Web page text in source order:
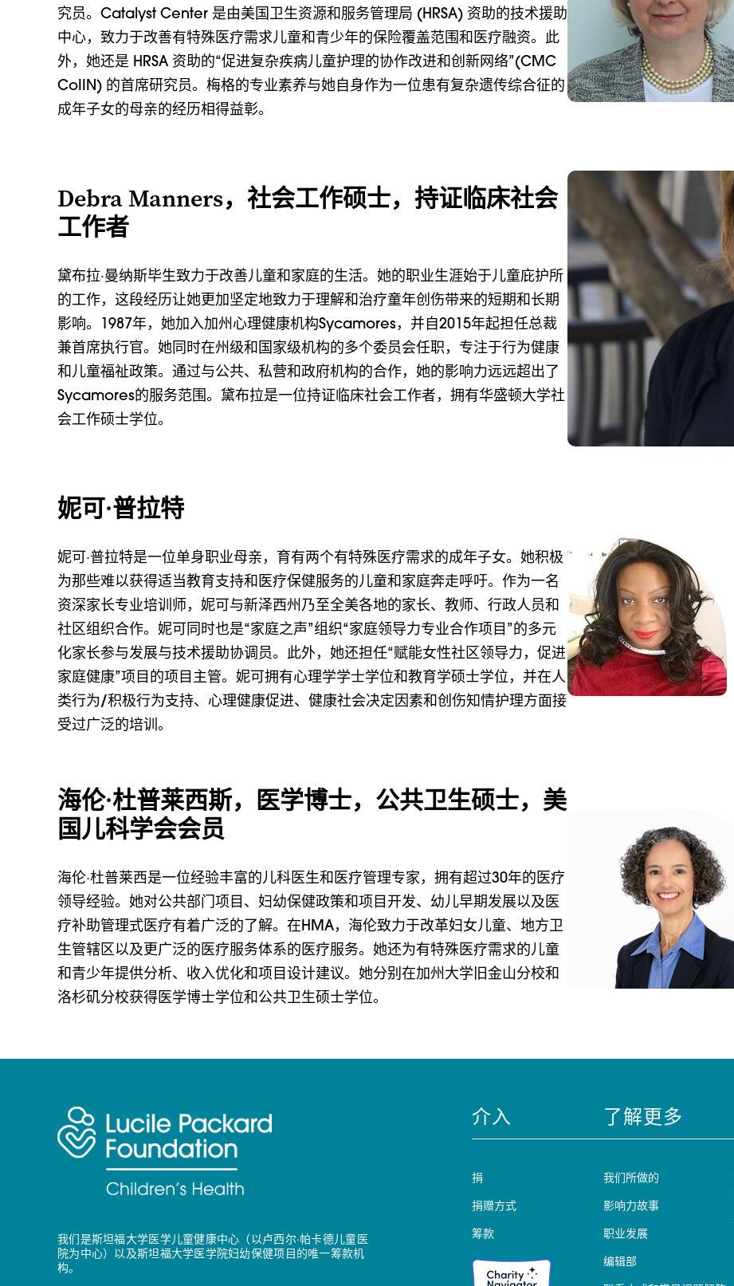
究员。Catalyst Center 是由美国卫生资源和服务管理局 (HRSA) 资助的技术援助
中心，致力于改善有特殊医疗需求儿童和青少年的保险覆盖范围和医疗融资。此
外，她还是 HRSA 资助的“促进复杂疾病儿童护理的协作改进和创新网络”(CMC
CoIIN) 的首席研究员。梅格的专业素养与她自身作为一位患有复杂遗传综合征的
成年子女的母亲的经历相得益彰。
Debra Manners，社会工作硕士，持证临床社会
工作者
黛布拉·曼纳斯毕生致力于改善儿童和家庭的生活。她的职业生涯始于儿童庇护所
的工作，这段经历让她更加坚定地致力于理解和治疗童年创伤带来的短期和长期
影响。1987年，她加入加州心理健康机构Sycamores，并自2015年起担任总裁
兼首席执行官。她同时在州级和国家级机构的多个委员会任职，专注于行为健康
和儿童福祉政策。通过与公共、私营和政府机构的合作，她的影响力远远超出了
Sycamores的服务范围。黛布拉是一位持证临床社会工作者，拥有华盛顿大学社
会工作硕士学位。
妮可·普拉特
妮可·普拉特是一位单身职业母亲，育有两个有特殊医疗需求的成年子女。她积极
为那些难以获得适当教育支持和医疗保健服务的儿童和家庭奔走呼吁。作为一名
资深家长专业培训师，妮可与新泽西州乃至全美各地的家长、教师、行政人员和
社区组织合作。妮可同时也是“家庭之声”组织“家庭领导力专业合作项目”的多元
化家长参与发展与技术援助协调员。此外，她还担任“赋能女性社区领导力，促进
家庭健康”项目的项目主管。妮可拥有心理学学士学位和教育学硕士学位，并在人
类行为/积极行为支持、心理健康促进、健康社会决定因素和创伤知情护理方面接
受过广泛的培训。
海伦·杜普莱西斯，医学博士，公共卫生硕士，美
国儿科学会会员
海伦·杜普莱西是一位经验丰富的儿科医生和医疗管理专家，拥有超过30年的医疗
领导经验。她对公共部门项目、妇幼保健政策和项目开发、幼儿早期发展以及医
疗补助管理式医疗有着广泛的了解。在HMA，海伦致力于改革妇女儿童、地方卫
生管辖区以及更广泛的医疗服务体系的医疗服务。她还为有特殊医疗需求的儿童
和青少年提供分析、收入优化和项目设计建议。她分别在加州大学旧金山分校和
洛杉矶分校获得医学博士学位和公共卫生硕士学位。
我们是斯坦福大学医学儿童健康中心（以卢西尔·帕卡德儿童医
院为中心）以及斯坦福大学医学院妇幼保健项目的唯一筹款机
构。
介入
捐
捐赠方式
筹款
了解更多
我们所做的
影响力故事
职业发展
编辑部